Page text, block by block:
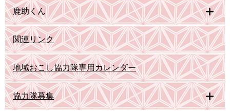
鹿助くん
関連リンク
地域おこし協力隊専用カレンダー
協力隊募集